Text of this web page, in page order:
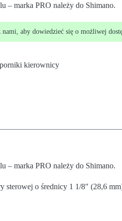
– marka PRO należy do Shimano.
aby dowiedzieć się o możliwej
kierownicy
– marka PRO należy do Shimano.
sterowej o średnicy 1 1/8″ (28,6